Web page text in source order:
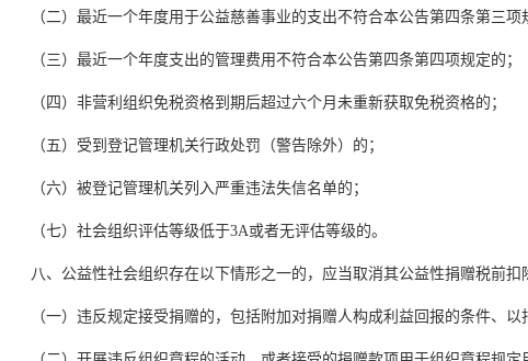
（二）最近一个年度用于公益慈善事业的支出不符合本公告第四条第三项
（三）最近一个年度支出的管理费用不符合本公告第四条第四项规定的；
（四）非营利组织免税资格到期后超过六个月未重新获取免税资格的；
（五）受到登记管理机关行政处罚（警告除外）的；
（六）被登记管理机关列入严重违法失信名单的；
（七）社会组织评估等级低于3A或者无评估等级的。
八、公益性社会组织存在以下情形之一的，应当取消其公益性捐赠税前扣
（一）违反规定接受捐赠的，包括附加对捐赠人构成利益回报的条件、以